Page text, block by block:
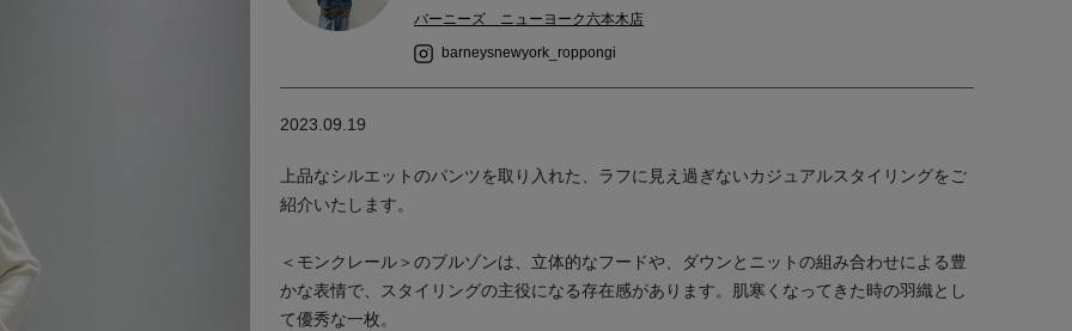
バーニーズ ニューヨーク六本木店
barneysnewyork_roppongi
2023.09.19
上品なシルエットのパンツを取り入れた、ラフに見え過ぎないカジュアルスタイリングをご
紹介いたします。
＜モンクレール＞のブルゾンは、立体的なフードや、ダウンとニットの組み合わせによる豊
かな表情で、スタイリングの主役になる存在感があります。肌寒くなってきた時の羽織とし
て優秀な一枚。